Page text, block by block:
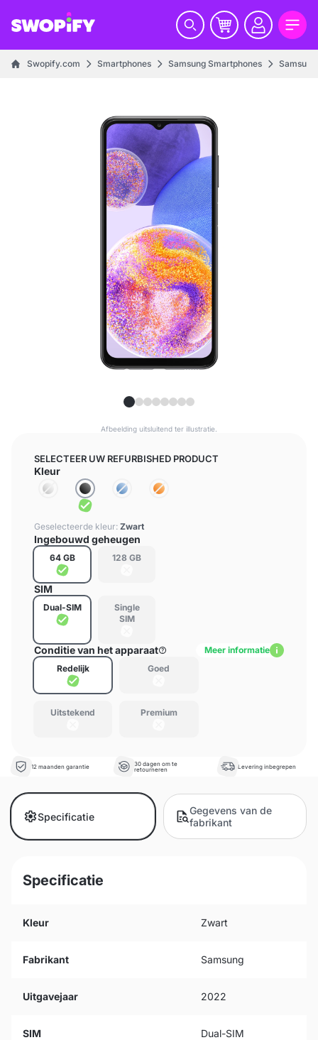
Swopify.com Smartphones Samsung Smartphones
Afbeelding uitsluitend ter illustratie.
SELECTEER UW REFURBISHED PRODUCT
Kleur
Geselecteerde kleur: Zwart
Ingebouwd geheugen
64 GB 128 GB
SIM
Dual-SIM
Single
SIM
Conditie van het apparaat
Meer informatie
Redelijk
Goed
Uitstekend Premium
12 maanden garantie
30 dagen om te
retourneren
Levering inbegrepen
Specificatie
Gegevens van de
fabrikant
Specificatie
Kleur Zwart
Fabrikant Samsung
Uitgavejaar 2022
SIM Dual-SIM